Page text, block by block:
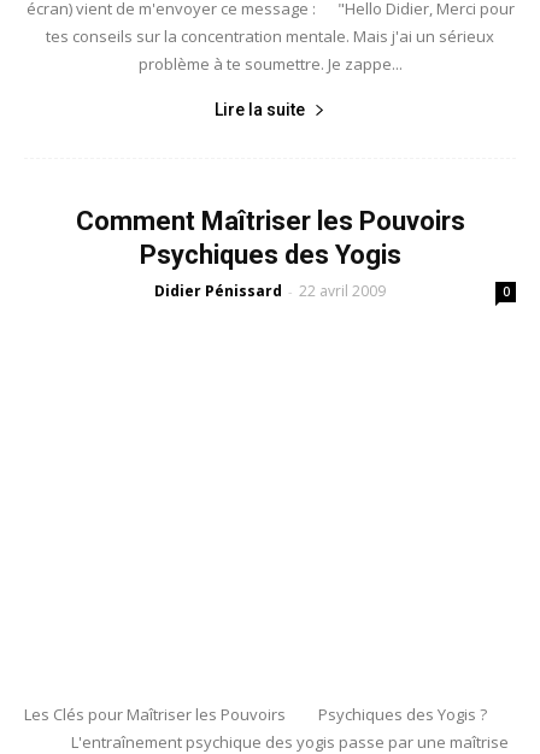
écran) vient de m'envoyer ce message : "Hello Didier, Merci pour
tes conseils sur la concentration mentale. Mais j'ai un sérieux
problème à te soumettre. Je zappe...
Lire la suite
Comment Maîtriser les Pouvoirs
Psychiques des Yogis
Didier Pénissard - 22 avril 2009 0
Les Clés pour Maîtriser les Pouvoirs Psychiques des Yogis ?
L'entraînement psychique des yogis passe par une maîtrise